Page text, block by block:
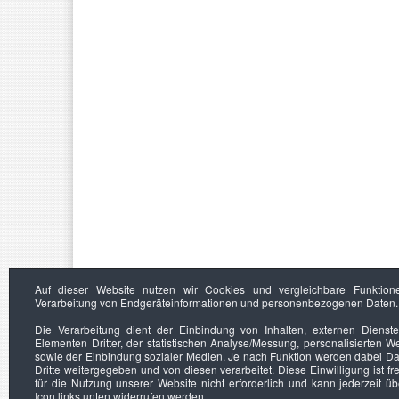
Auf dieser Website nutzen wir Cookies und vergleichbare
Verarbeitung von Endgeräteinformationen und personenbezogenen Daten.
Die Verarbeitung dient der Einbindung von Inhalten, externen
Elementen Dritter, der statistischen Analyse/Messung, personalisierten
sowie der Einbindung sozialer Medien. Je nach Funktion werden dabei
Dritte weitergegeben und von diesen verarbeitet. Diese Einwilligung ist
für die Nutzung unserer Website nicht erforderlich und kann jederzeit
Icon links unten widerrufen werden.